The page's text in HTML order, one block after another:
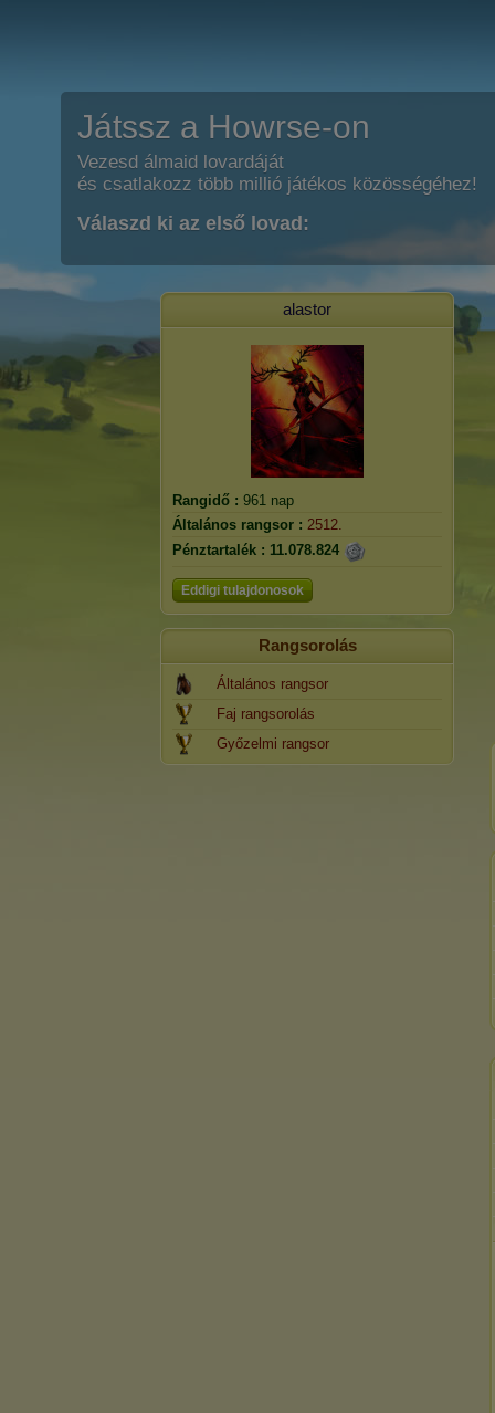
Játssz a Howrse-on
Vezesd álmaid lovardáját
és csatlakozz több millió játékos közösségéhez!
Válaszd ki az első lovad:
alastor
Rangidő : 961 nap
Általános rangsor : 2512.
Pénztartalék : 11.078.824
Eddigi tulajdonosok
Rangsorolás
Általános rangsor
Faj rangsorolás
Győzelmi rangsor